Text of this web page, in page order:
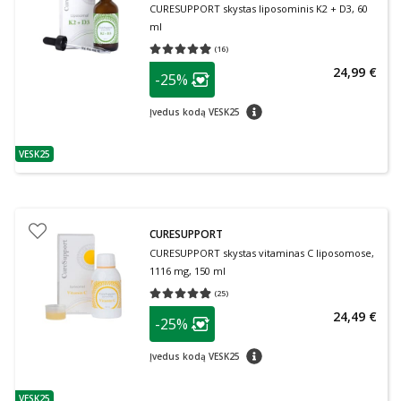
patarimas
VESK25
CURESUPPORT skystas liposominis K2 + D3, 60
ml
(16)
Vidutinis įvertinimas 4.94
patarimas
Lojalumo klubo narių nuolaida
-25%
Įvedus kodą VESK25 patarimas
24,99 €
VESK25
CURESUPPORT
CURESUPPORT skystas vitaminas C liposomose,
1116 mg, 150 ml
(25)
Vidutinis įvertinimas 4.88
patarimas
Lojalumo klubo narių nuolaida
-25%
Įvedus kodą VESK25 patarimas
24,49 €